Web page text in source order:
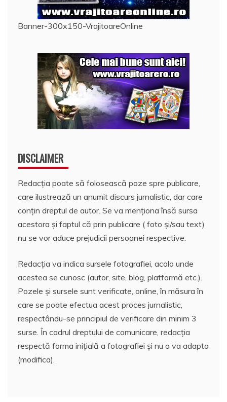
Banner-300x150-VrajitoareOnline
DISCLAIMER
Redacția poate să folosească poze spre publicare,
care ilustrează un anumit discurs jurnalistic, dar care
conțin dreptul de autor. Se va menționa însă sursa
acestora și faptul că prin publicare ( foto și/sau text)
nu se vor aduce prejudicii persoanei respective.
Redacția va indica sursele fotografiei, acolo unde
acestea se cunosc (autor, site, blog, platformă etc.).
Pozele și sursele sunt verificate, online, în măsura în
care se poate efectua acest proces jurnalistic,
respectându-se principiul de verificare din minim 3
surse. În cadrul dreptului de comunicare, redacția
respectă forma inițială a fotografiei și nu o va adapta
(modifica).